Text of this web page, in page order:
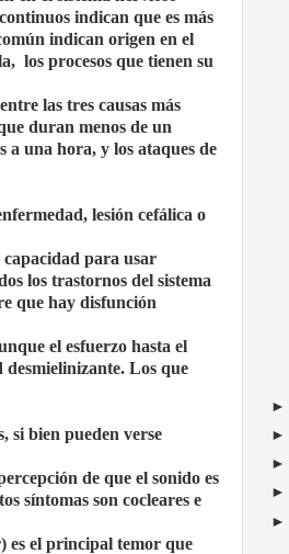
indican que es más
indican origen en el
los procesos que tienen su
las tres causas más
duran menos de un
una hora, y los ataques de
lesión cefálica o
capacidad para usar
los trastornos del sistema
que hay disfunción
el esfuerzo hasta el
Los que
si bien pueden verse
de que el sonido es
síntomas son cocleares e
es el principal temor que
►
►
►
►
►